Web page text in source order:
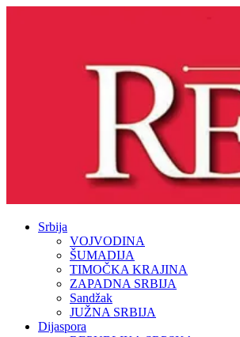
Srbija
VOJVODINA
ŠUMADIJA
TIMOČKA KRAJINA
ZAPADNA SRBIJA
Sandžak
JUŽNA SRBIJA
Dijaspora